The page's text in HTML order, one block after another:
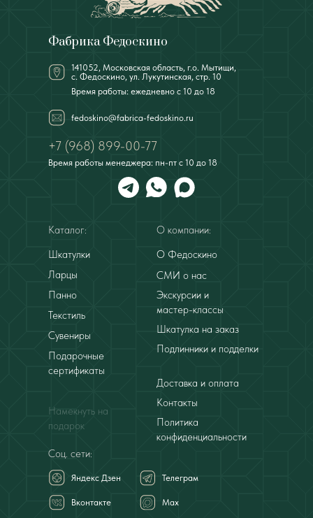
141052, Московская область, г.о. Мытищи,
с. Федоскино, ул. Лукутинская, стр. 10
Фабрика Федоскино
+7 (968) 899-00-77
Время работы: ежедневно с 10 до 18
Время работы менеджера: пн-пт с 10 до 18
Каталог:
Шкатулки
Ларцы
Вконтакте Мах
Телеграм
Яндекс Дзен
Панно
Текстиль
Сувениры
Подарочные
сертификаты
Намекнуть на
подарок
О компании:
О Федоскино
Контакты
Экскурсии и
мастер-классы
Подлинники и подделки
Доставка и оплата
Соц. сети:
fedoskino@fabrica-fedoskino.ru
Шкатулка на заказ
Политика
конфиденциальности
СМИ о нас